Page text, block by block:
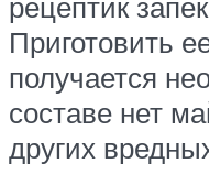
Приготовить
получается
составе нет
других